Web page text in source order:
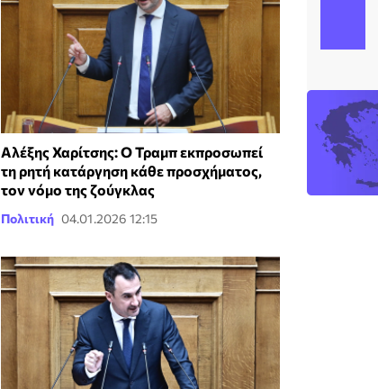
Αλέξης Χαρίτσης: Ο Τραμπ εκπροσωπεί
τη ρητή κατάργηση κάθε προσχήματος,
τον νόμο της ζούγκλας
Πολιτική 04.01.2026 12:15